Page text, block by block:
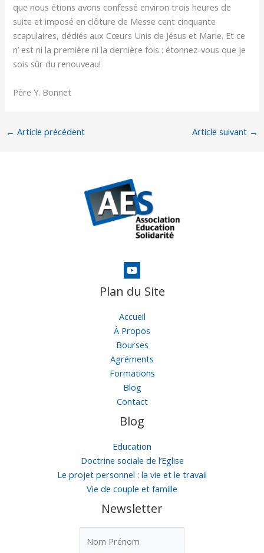
que nous étions avons confessé environ trois heures de
suite et imposé en clôture de Messe cent cinquante
scapulaires, dédiés aux Cœurs Unis de Jésus et Marie. Et ce
n’ est ni la première ni la dernière fois : étonnez-vous que je
sois sûr du renouveau!
Père Y. Bonnet
← Article précédent Article suivant →
Plan du Site
Accueil
À Propos
Bourses
Agréments
Formations
Blog
Contact
Blog
Education
Doctrine sociale de l’Eglise
Le projet personnel : la vie et le travail
Vie de couple et famille
Newsletter